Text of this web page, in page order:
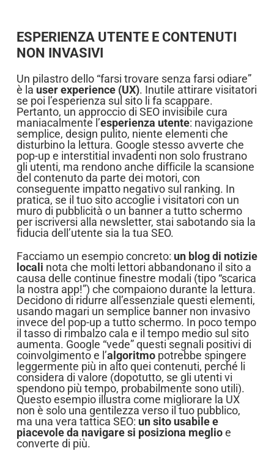
ESPERIENZA UTENTE E CONTENUTI
NON INVASIVI
Un pilastro dello “farsi trovare senza farsi odiare”
è lauser experience (UX). Inutile attirare visitatori
se poi l’esperienza sul sito li fa scappare.
Pertanto, un approccio di SEO invisibile cura
maniacalmente l’esperienza utente: navigazione
semplice, design pulito, niente elementi che
disturbino la lettura. Google stesso avverte che
pop-up e interstitial invadenti non solo frustrano
gli utenti, ma rendono anche difficile la scansione
del contenuto da parte dei motori, con
conseguente impatto negativo sul ranking. In
pratica, se il tuo sito accoglie i visitatori con un
muro di pubblicità o un banner a tutto schermo
per iscriversi alla newsletter, stai sabotando sia la
fiducia dell’utente sia la tua SEO.
Facciamo un esempio concreto: un blog di notizie
locali nota che molti lettori abbandonano il sito a
causa delle continue finestre modali (tipo “scarica
la nostra app!”) che compaiono durante la lettura.
Decidono di ridurre all’essenziale questi elementi,
usando magari un semplice banner non invasivo
invece del pop-up a tutto schermo. In poco tempo
il tasso di rimbalzo cala e il tempo medio sul sito
aumenta. Google “vede” questi segnali positivi di
coinvolgimento e l’algoritmopotrebbe spingere
leggermente più in alto quei contenuti, perché li
considera di valore (dopotutto, se gli utenti vi
spendono più tempo, probabilmente sono utili).
Questo esempio illustra come migliorare la UX
non è solo una gentilezza verso il tuo pubblico,
ma una vera tattica SEO: un sito usabile e
piacevole da navigare si posiziona meglioe
converte di più.